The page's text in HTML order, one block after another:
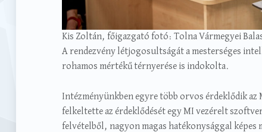
Kis Zoltán, főigazgató fotó: Tolna Vármegyei
A rendezvény létjogosultságát a mesterséges
rohamos mértékű térnyerése is indokolta.
Intézményünkben egyre több orvos érdeklődik
felkeltette az érdeklődését egy MI vezérelt
felvételből, nagyon magas hatékonysággal